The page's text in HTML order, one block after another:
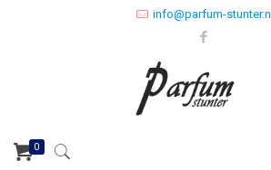
info@parfum-stunter.nl
0